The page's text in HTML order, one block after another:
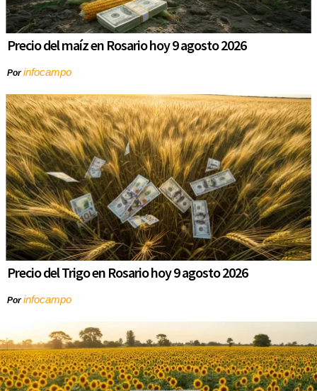
Precio del maíz en Rosario hoy 9 agosto 2026
Porinfocampo
Precio del Trigo en Rosario hoy 9 agosto 2026
Porinfocampo